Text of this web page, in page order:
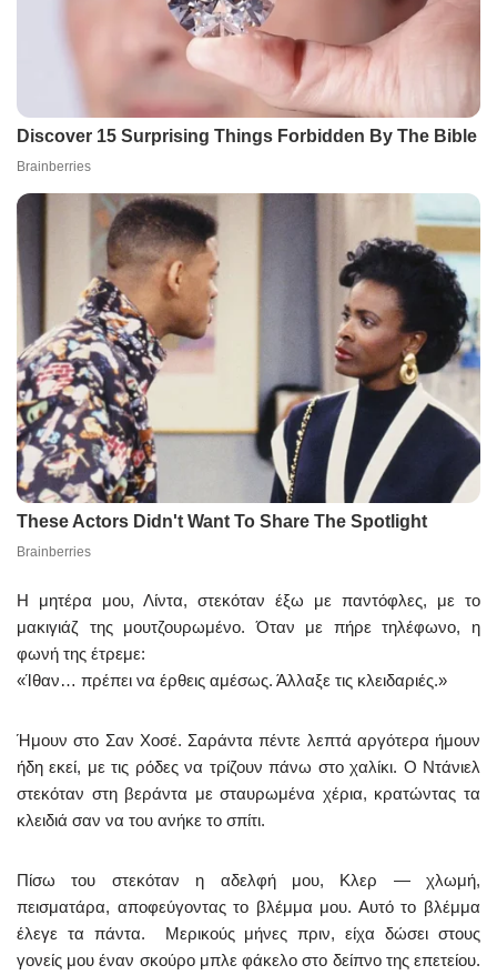
Η μητέρα μου, Λίντα, στεκόταν έξω με παντόφλες, με το
μακιγιάζ της μουτζουρωμένο. Όταν με πήρε τηλέφωνο, η
φωνή της έτρεμε:
«Ίθαν… πρέπει να έρθεις αμέσως. Άλλαξε τις κλειδαριές.»
Ήμουν στο Σαν Χοσέ. Σαράντα πέντε λεπτά αργότερα ήμουν
ήδη εκεί, με τις ρόδες να τρίζουν πάνω στο χαλίκι. Ο Ντάνιελ
στεκόταν στη βεράντα με σταυρωμένα χέρια, κρατώντας τα
κλειδιά σαν να του ανήκε το σπίτι.
Πίσω του στεκόταν η αδελφή μου, Κλερ — χλωμή,
πεισματάρα, αποφεύγοντας το βλέμμα μου. Αυτό το βλέμμα
έλεγε τα πάντα. Μερικούς μήνες πριν, είχα δώσει στους
γονείς μου έναν σκούρο μπλε φάκελο στο δείπνο της επετείου.